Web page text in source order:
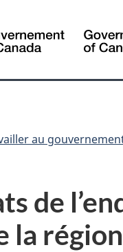
au
de
la